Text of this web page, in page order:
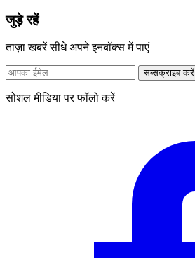
जुड़े रहें
ताज़ा खबरें सीधे अपने इनबॉक्स में पाएं
सब्सक्राइब करें
सोशल मीडिया पर फॉलो करें